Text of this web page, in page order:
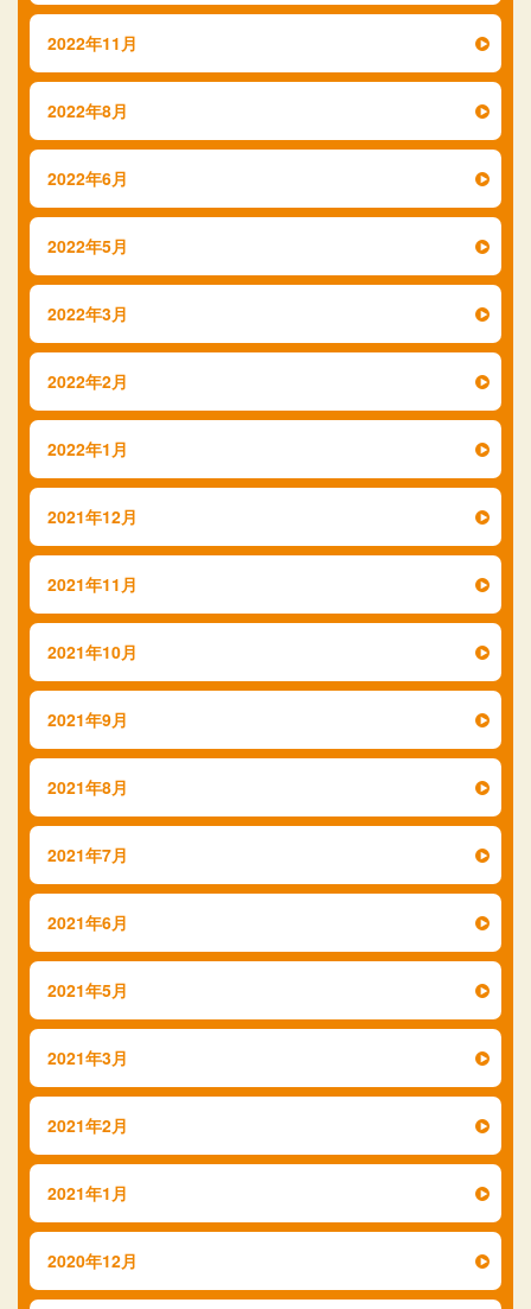
2022年11月
2022年8月
2022年6月
2022年5月
2022年3月
2022年2月
2022年1月
2021年12月
2021年11月
2021年10月
2021年9月
2021年8月
2021年7月
2021年6月
2021年5月
2021年3月
2021年2月
2021年1月
2020年12月